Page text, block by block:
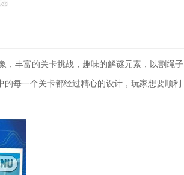
，丰富的关卡挑战，趣味的解谜元素，以割绳子
每一个关卡都经过精心的设计，玩家想要顺利